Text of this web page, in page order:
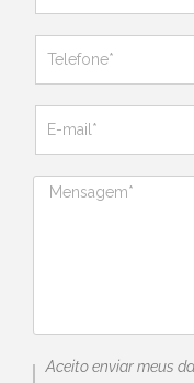
Aceito enviar meus